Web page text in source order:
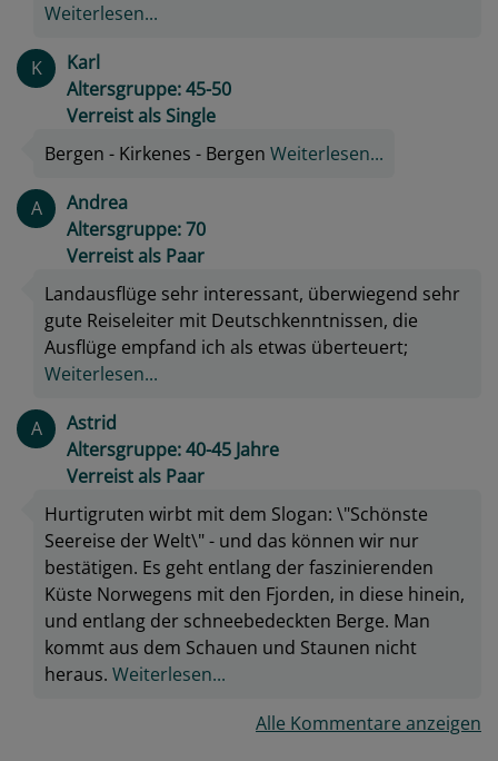
Weiterlesen...
K
Karl
Altersgruppe: 45-50
Verreist als Single
Bergen - Kirkenes - Bergen Weiterlesen...
A
Andrea
Altersgruppe: 70
Verreist als Paar
Landausflüge sehr interessant, überwiegend sehr
gute Reiseleiter mit Deutschkenntnissen, die
Ausflüge empfand ich als etwas überteuert;
Weiterlesen...
A
Astrid
Altersgruppe: 40-45 Jahre
Verreist als Paar
Hurtigruten wirbt mit dem Slogan: \"Schönste
Seereise der Welt\" - und das können wir nur
bestätigen. Es geht entlang der faszinierenden
Küste Norwegens mit den Fjorden, in diese hinein,
und entlang der schneebedeckten Berge. Man
kommt aus dem Schauen und Staunen nicht
heraus. Weiterlesen...
Alle Kommentare anzeigen